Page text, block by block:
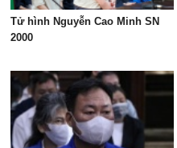
Tử hình Nguyễn Cao Minh SN
2000